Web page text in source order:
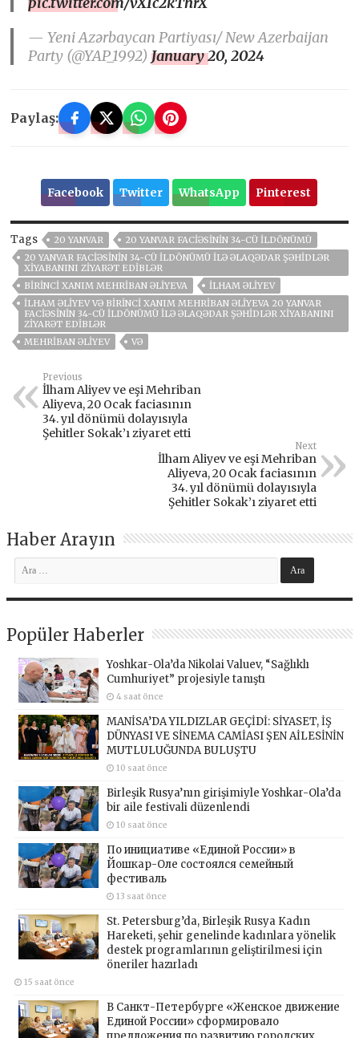
— Yeni Azərbaycan Partiyası/ New Azerbaijan
Party (@YAP_1992)January 20, 2024
Paylaş:
Facebook Twitter WhatsApp Pinterest
Tags 20 YANVAR
20 YANVAR FACIƏSININ 34-CÜ ILDÖNÜMÜ
20 YANVAR FACIƏSININ 34-CÜ ILDÖNÜMÜ ILƏ ƏLAQƏDAR ŞƏHIDLƏR
XIYABANINI ZIYARƏT EDIBLƏR
BIRINCI XANIM MEHRIBAN ƏLIYEVA
İLHAM ƏLIYEV
İLHAM ƏLIYEV VƏ BIRINCI XANIM MEHRIBAN ƏLIYEVA 20 YANVAR
FACIƏSININ 34-CÜ ILDÖNÜMÜ ILƏ ƏLAQƏDAR ŞƏHIDLƏR XIYABANINI
ZIYARƏT EDIBLƏR
MEHRIBAN ƏLIYEV
VƏ
Previous
İlham Aliyev ve eşi Mehriban
Aliyeva, 20 Ocak faciasının
34. yıl dönümü dolayısıyla
Şehitler Sokak’ı ziyaret etti
Next
İlham Aliyev ve eşi Mehriban
Aliyeva, 20 Ocak faciasının
34. yıl dönümü dolayısıyla
Şehitler Sokak’ı ziyaret etti
Haber Arayın
Popüler Haberler
Yoshkar-Ola’da Nikolai Valuev, “Sağlıklı
Cumhuriyet” projesiyle tanıştı
4 saat önce
MANİSA’DA YILDIZLAR GEÇİDİ: SİYASET, İŞ
DÜNYASI VE SİNEMA CAMİASI ŞEN AİLESİNİN
MUTLULUĞUNDA BULUŞTU
10 saat önce
Birleşik Rusya’nın girişimiyle Yoshkar-Ola’da
bir aile festivali düzenlendi
10 saat önce
По инициативе «Единой России» в
Йошкар-Оле состоялся семейный
фестиваль
13 saat önce
St. Petersburg’da, Birleşik Rusya Kadın
Hareketi, şehir genelinde kadınlara yönelik
destek programlarının geliştirilmesi için
öneriler hazırladı
15 saat önce
В Санкт-Петербурге «Женское движение
Единой России» сформировало